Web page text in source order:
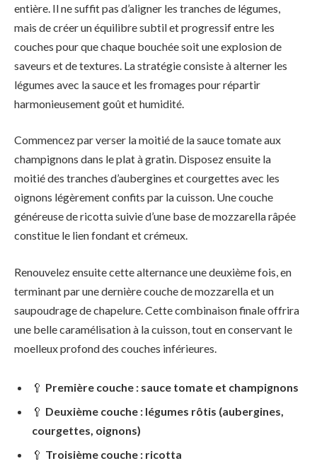
entière. Il ne suffit pas d’aligner les tranches de légumes,
mais de créer un équilibre subtil et progressif entre les
couches pour que chaque bouchée soit une explosion de
saveurs et de textures. La stratégie consiste à alterner les
légumes avec la sauce et les fromages pour répartir
harmonieusement goût et humidité.
Commencez par verser la moitié de la sauce tomate aux
champignons dans le plat à gratin. Disposez ensuite la
moitié des tranches d’aubergines et courgettes avec les
oignons légèrement confits par la cuisson. Une couche
généreuse de ricotta suivie d’une base de mozzarella râpée
constitue le lien fondant et crémeux.
Renouvelez ensuite cette alternance une deuxième fois, en
terminant par une dernière couche de mozzarella et un
saupoudrage de chapelure. Cette combinaison finale offrira
une belle caramélisation à la cuisson, tout en conservant le
moelleux profond des couches inférieures.
🥄 Première couche : sauce tomate et champignons
🥄 Deuxième couche : légumes rôtis (aubergines,
courgettes, oignons)
🥄 Troisième couche : ricotta